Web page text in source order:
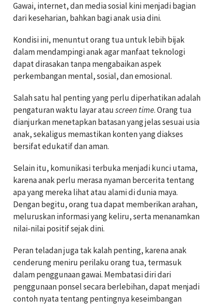
Gawai, internet, dan media sosial kini menjadi bagian
dari keseharian, bahkan bagi anak usia dini.
Kondisi ini, menuntut orang tua untuk lebih bijak
dalam mendampingi anak agar manfaat teknologi
dapat dirasakan tanpa mengabaikan aspek
perkembangan mental, sosial, dan emosional.
Salah satu hal penting yang perlu diperhatikan adalah
pengaturan waktu layar atauscreen time. Orang tua
dianjurkan menetapkan batasan yang jelas sesuai usia
anak, sekaligus memastikan konten yang diakses
bersifat edukatif dan aman.
Selain itu, komunikasi terbuka menjadi kunci utama,
karena anak perlu merasa nyaman bercerita tentang
apa yang mereka lihat atau alami di dunia maya.
Dengan begitu, orang tua dapat memberikan arahan,
meluruskan informasi yang keliru, serta menanamkan
nilai-nilai positif sejak dini.
Peran teladan juga tak kalah penting, karena anak
cenderung meniru perilaku orang tua, termasuk
dalam penggunaan gawai. Membatasi diri dari
penggunaan ponsel secara berlebihan, dapat menjadi
contoh nyata tentang pentingnya keseimbangan